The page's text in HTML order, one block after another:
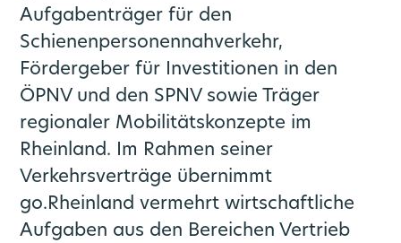
Aufgabenträger für den
Schienenpersonennahverkehr,
Fördergeber für Investitionen in den
ÖPNV und den SPNV sowie Träger
regionaler Mobilitätskonzepte im
Rheinland. Im Rahmen seiner
Verkehrsverträge übernimmt
go.Rheinland vermehrt wirtschaftliche
Aufgaben aus den Bereichen Vertrieb